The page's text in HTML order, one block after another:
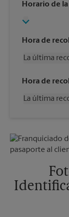
Horario de
Hora de
La última
Miércoles
Viernes
Martes
Hora de
La última
Viernes
Sábado
Martes